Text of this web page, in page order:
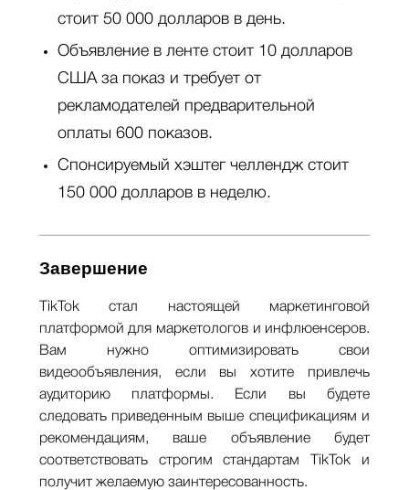
стоит 50 000 долларов в день.
Объявление в ленте стоит 10 долларов
США за показ и требует от
рекламодателей предварительной
оплаты 600 показов.
Спонсируемый хэштег челлендж стоит
150 000 долларов в неделю.
Завершение
TikTok стал настоящей маркетинговой
платформой для маркетологов и инфлюенсеров.
Вам нужно оптимизировать свои
видеообъявления, если вы хотите привлечь
аудиторию платформы. Если вы будете
следовать приведенным выше спецификациям и
рекомендациям, ваше объявление будет
соответствовать строгим стандартам TikTok и
получит желаемую заинтересованность.